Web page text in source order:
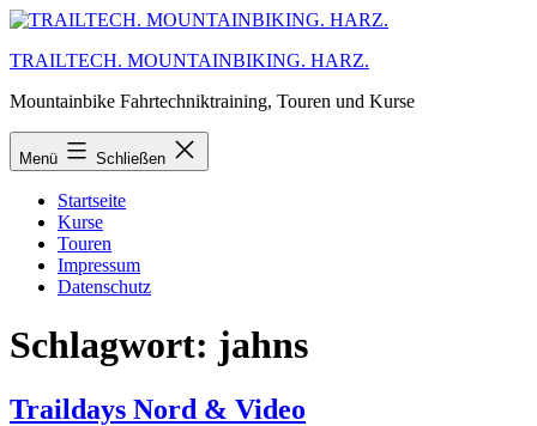
Zum
springen
TRAILTECH. MOUNTAINBIKING. HARZ.
Mountainbike Fahrtechniktraining, Touren und Kurse
Menü Schließen
Startseite
Kurse
Touren
Impressum
Datenschutz
Schlagwort: jahns
Traildays Nord & Video